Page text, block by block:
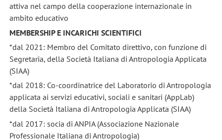
attiva nel campo della cooperazione internazionale in
ambito educativo
MEMBERSHIP E INCARICHI SCIENTIFICI
*dal 2021: Membro del Comitato direttivo, con funzione di
Segretaria, della Società Italiana di Antropologia Applicata
(SIAA)
*dal 2018: Co-coordinatrice del Laboratorio di Antropologia
applicata ai servizi educativi, sociali e sanitari (AppLab)
della Società Italiana di Antropologia Applicata (SIAA)
*dal 2017: socia di ANPIA (Associazione Nazionale
Professionale Italiana di Antropologia)